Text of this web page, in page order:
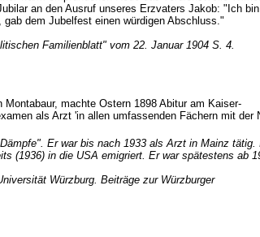
an den Ausruf unseres Erzvaters Jakob: "Ich
dem Jubelfest einen würdigen Abschluss."
Familienblatt" vom 22. Januar 1904 S. 4.
machte Ostern 1898 Abitur am Kaiser-
als Arzt 'in allen umfassenden Fächern mit der
Er war bis nach 1933 als Arzt in Mainz tätig.
(1936) in die USA emigriert. Er war spätestens ab
Würzburg. Beiträge zur Würzburger